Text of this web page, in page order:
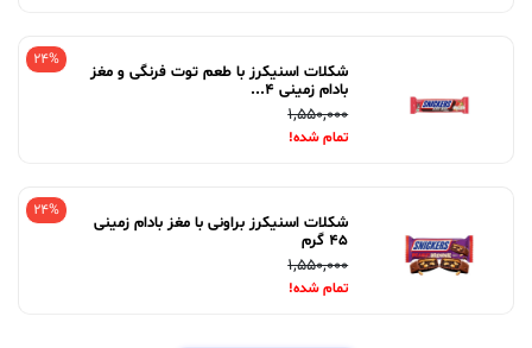
24%
شکلات اسنیکرز با طعم توت فرنگی و مغز
بادام زمینی 4...
1,550,000
تمام شده!
24%
شکلات اسنیکرز براونی با مغز بادام زمینی
45 گرم
1,550,000
تمام شده!